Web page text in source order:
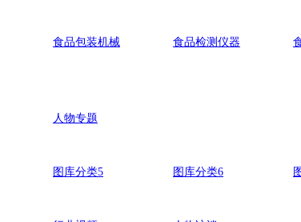
食品包装机械 食品检测仪器
人物专题
图库分类5 图库分类6